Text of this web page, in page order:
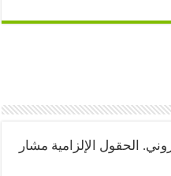
الحقول الإلزامية مشار